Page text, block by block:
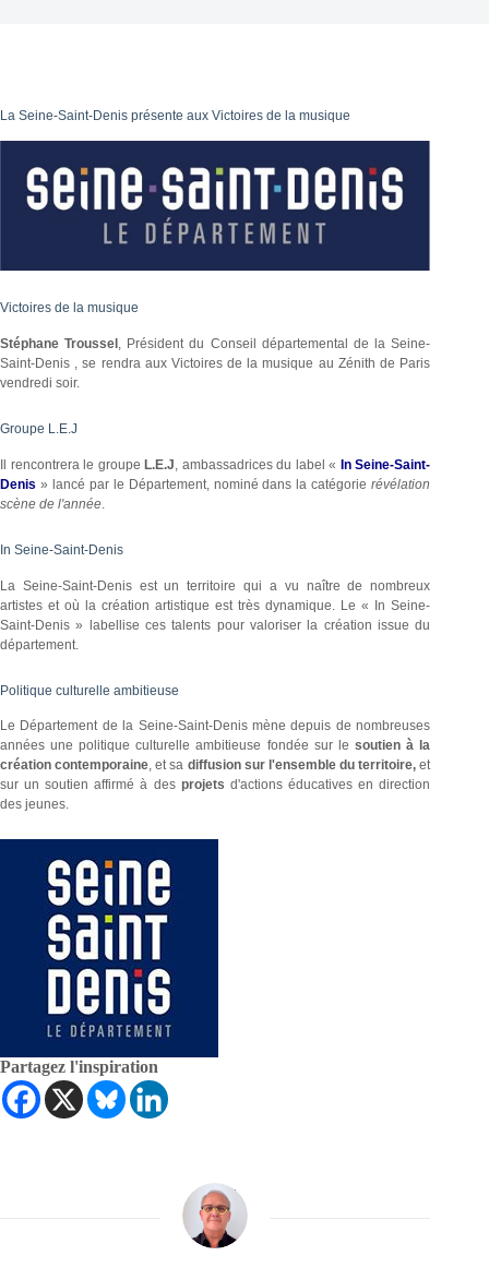
La Seine-Saint-Denis présente aux Victoires de la musique
Victoires de la musique
Stéphane Troussel , Président du Conseil départemental de la Seine-
Saint-Denis , se rendra aux Victoires de la musique au Zénith de Paris
vendredi soir.
Groupe L.E.J
Il rencontrera le groupeL.E.J , ambassadrices du label « In Seine-Saint-
Denis » lancé par le Département, nominé dans la catégorierévélation
scène de l'année
In Seine-Saint-Denis
La Seine-Saint-Denis est un territoire qui a vu naître de nombreux
artistes et où la création artistique est très dynamique. Le « In Seine-
Saint-Denis » labellise ces talents pour valoriser la création issue du
département.
Politique culturelle ambitieuse
Le Département de la Seine-Saint-Denis mène depuis de nombreuses
années une politique culturelle ambitieuse fondée sur le soutien à la
création contemporaine, et sa diffusion sur l'ensemble du territoire,et
sur un soutien affirmé à desprojets d'actions éducatives en direction
des jeunes.
Partagez l'inspiration